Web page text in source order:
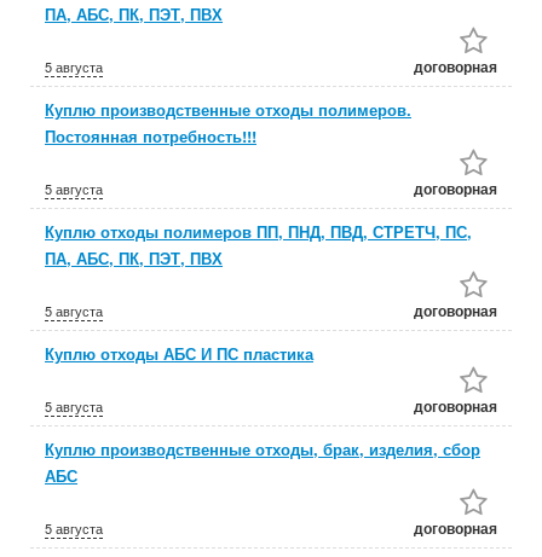
ПА, АБС, ПК, ПЭТ, ПВХ
5 августа договорная
Куплю производственные отходы полимеров.
Постоянная потребность!!!
5 августа договорная
Куплю отходы полимеров ПП, ПНД, ПВД, СТРЕТЧ, ПС,
ПА, АБС, ПК, ПЭТ, ПВХ
5 августа договорная
Куплю отходы АБС И ПС пластика
5 августа договорная
Куплю производственные отходы, брак, изделия, сбор
АБС
5 августа договорная